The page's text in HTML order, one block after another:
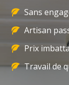
Sans
Artisan
Prix
Travail de